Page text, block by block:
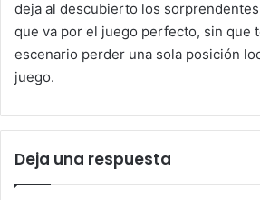
deja al descubierto los
que va por el juego perfecto, sin que
escenario perder una sola posición
juego.
Deja una respuesta